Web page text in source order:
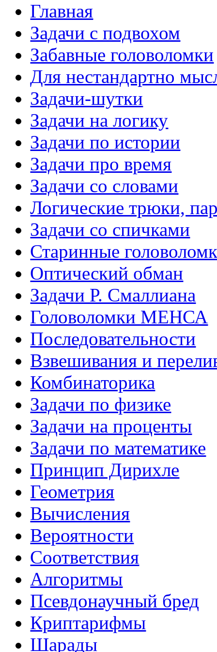
Главная
Задачи с подвохом
Забавные головоломки
Для нестандартно
Задачи-шутки
Задачи на логику
Задачи по истории
Задачи про время
Задачи со словами
Логические трюки,
Задачи со спичками
Старинные
Оптический обман
Задачи Р. Смаллиана
Головоломки МЕНСА
Последовательности
Взвешивания и
Комбинаторика
Задачи по физике
Задачи на проценты
Задачи по математике
Принцип Дирихле
Геометрия
Вычисления
Вероятности
Соответствия
Алгоритмы
Псевдонаучный бред
Криптарифмы
Шарады